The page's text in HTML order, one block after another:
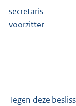
voorzitter
Tegen deze